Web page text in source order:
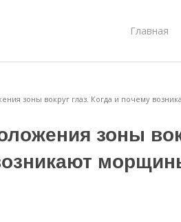
Главная
зоны вокруг глаз. Когда и почему
зоны